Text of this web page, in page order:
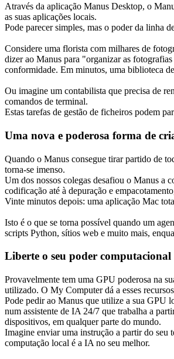
Através da aplicação Manus Desktop, o
as suas aplicações locais.
Pode parecer simples, mas o poder da linha
Considere uma florista com milhares de
dizer ao Manus para "organizar as
conformidade. Em minutos, uma biblioteca
Ou imagine um contabilista que precisa de
comandos de terminal.
Estas tarefas de gestão de ficheiros podem
Uma nova e poderosa forma de
Quando o Manus consegue tirar partido de
torna-se imenso.
Um dos nossos colegas desafiou o Manus a
codificação até à depuração e
Vinte minutos depois: uma aplicação Mac
Isto é o que se torna possível quando um
scripts Python, sítios web e muito mais,
Liberte o seu poder computacional
Provavelmente tem uma GPU poderosa na
utilizado. O My Computer dá a esses
Pode pedir ao Manus que utilize a sua GPU
num assistente de IA 24/7 que trabalha a
dispositivos, em qualquer parte do mundo.
Imagine enviar uma instrução a partir do seu
computação local é a IA no seu melhor.